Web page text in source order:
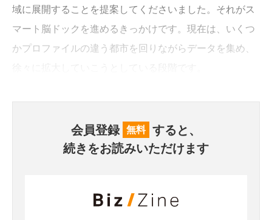
域に展開することを提案してくださいました。それがス
マート脳ドックを進めるきっかけです。現在は、いくつ
かプロファイルの違う都市を回りながらデータを集め、
会員登録 無料 すると、
続きをお読みいただけます